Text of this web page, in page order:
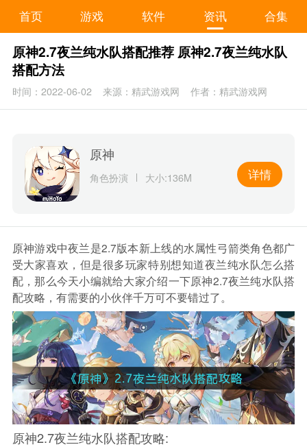
首页 游戏 软件 资讯 合集
原神2.7夜兰纯水队搭配推荐 原神2.7夜兰纯水队
搭配方法
时间：2022-06-02 来源：精武游戏网 作者：精武游戏网
原神
角色扮演 大小:136M 详情
原神游戏中夜兰是2.7版本新上线的水属性弓箭类角色都广
受大家喜欢，但是很多玩家特别想知道夜兰纯水队怎么搭
配，那么今天小编就给大家介绍一下原神2.7夜兰纯水队搭
配攻略，有需要的小伙伴千万可不要错过了。
原神2.7夜兰纯水队搭配攻略: